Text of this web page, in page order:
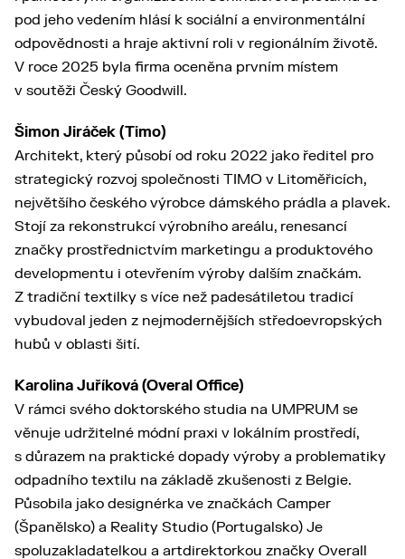
pod jeho vedením hlásí k sociální a environmentální
odpovědnosti a hraje aktivní roli v regionálním životě.
V roce 2025 byla firma oceněna prvním místem
v soutěži Český Goodwill.
Šimon Jiráček (Timo)
Architekt, který působí od roku 2022 jako ředitel pro
strategický rozvoj společnosti TIMO v Litoměřicích,
největšího českého výrobce dámského prádla a plavek.
Stojí za rekonstrukcí výrobního areálu, renesancí
značky prostřednictvím marketingu a produktového
developmentu i otevřením výroby dalším značkám.
Z tradiční textilky s více než padesátiletou tradicí
vybudoval jeden z nejmodernějších středoevropských
hubů v oblasti šití.
Karolina Juříková (Overal Office)
V rámci svého doktorského studia na UMPRUM se
věnuje udržitelné módní praxi v lokálním prostředí,
s důrazem na praktické dopady výroby a problematiky
odpadního textilu na základě zkušenosti z Belgie.
Působila jako designérka ve značkách Camper
(Španělsko) a Reality Studio (Portugalsko) Je
spoluzakladatelkou a artdirektorkou značky Overall